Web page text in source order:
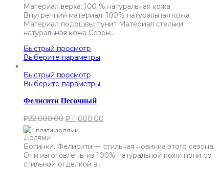
Материал верха: 100 % натуральная кожа
Внутренний материал: 100% натуральная кожа
Материал подошвы: тунит Материал стельки:
натуральная кожа Сезон:…
Быстрый просмотр
Выберите параметры
Быстрый просмотр
Выберите параметры
Фелисити Песочный
₽22,000.00 ₽11,000.00
плати долями
Ботинки. Фелисити — стильная новинка этого сезона.
Они изготовлены из 100% натуральной кожи пони со
стильной отделкой в…